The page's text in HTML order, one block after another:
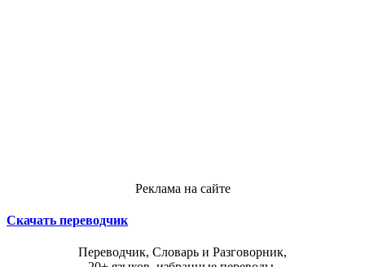
Реклама на сайте
Скачать переводчик
Переводчик, Словарь и Разговорник,